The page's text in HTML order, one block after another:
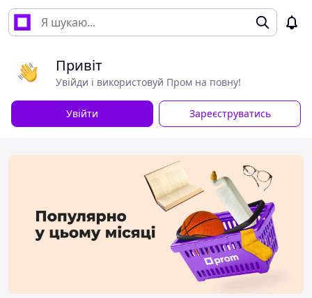
Привіт
Увійди і використовуй Пром на повну!
Увійти Зареєструватись